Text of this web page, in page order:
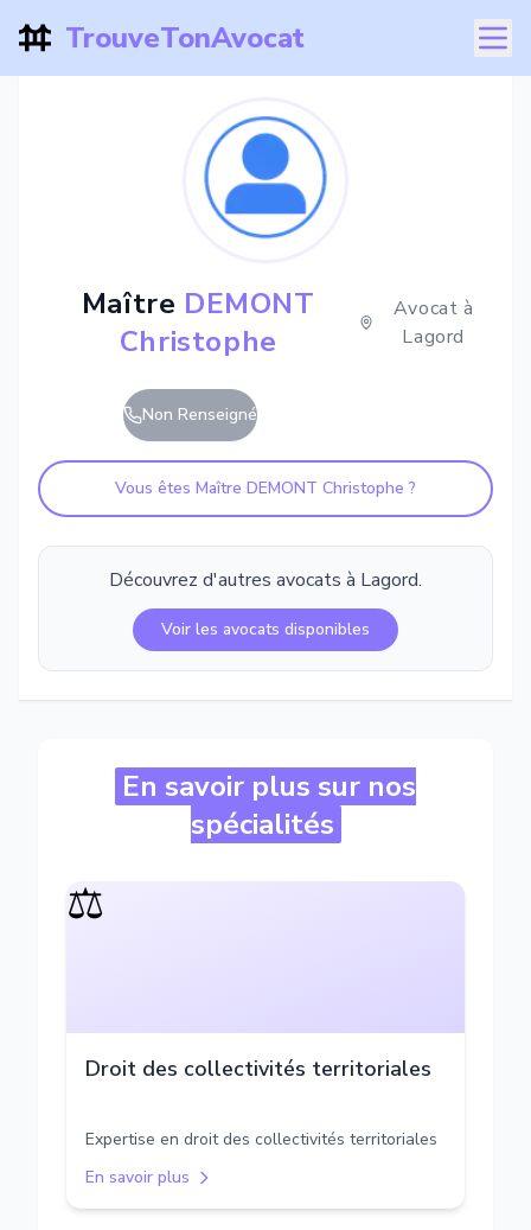
TrouveTonAvocat
Maître DEMONT
Christophe
Avocat à
Lagord
Non Renseigné
Vous êtes Maître DEMONT Christophe ?
Découvrez d'autres avocats à Lagord.
Voir les avocats disponibles
En savoir plus sur nos
spécialités
⚖️
Droit des collectivités territoriales
Expertise en droit des collectivités territoriales
En savoir plus